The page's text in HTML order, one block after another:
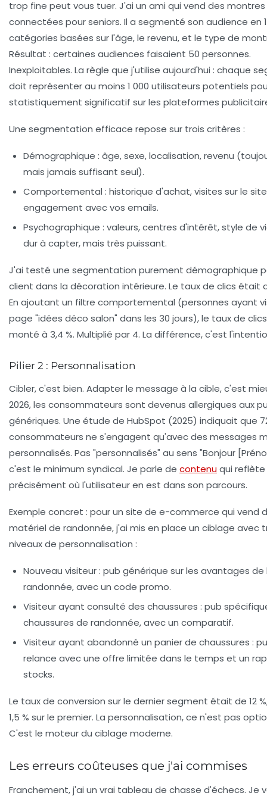
trop fine peut vous tuer. J'ai un ami qui vend des montres
connectées pour seniors. Il a segmenté son audience en
catégories basées sur l'âge, le revenu, et le type de
Résultat : certaines audiences faisaient 50 personnes.
Inexploitables. La règle que j'utilise aujourd'hui : chaque
doit représenter au moins 1 000 utilisateurs potentiels
statistiquement significatif sur les plateformes
Une segmentation efficace repose sur trois critères :
Démographique : âge, sexe, localisation, revenu
mais jamais suffisant seul).
Comportemental : historique d'achat, visites sur le
engagement avec vos emails.
Psychographique : valeurs, centres d'intérêt, style de
dur à capter, mais très puissant.
J'ai testé une segmentation purement démographique
client dans la décoration intérieure. Le taux de clics était
En ajoutant un filtre comportemental (personnes ayant
page "idées déco salon" dans les 30 jours), le taux de
monté à 3,4 %. Multiplié par 4. La différence, c'est
Pilier 2 : Personnalisation
Cibler, c'est bien. Adapter le message à la cible, c'est
2026, les consommateurs sont devenus allergiques aux
génériques. Une étude de HubSpot (2025) indiquait que
consommateurs ne s'engagent qu'avec des messages
personnalisés. Pas "personnalisés" au sens "Bonjour
c'est le minimum syndical. Je parle de contenuqui reflète
précisément où l'utilisateur en est dans son parcours.
Exemple concret : pour un site de e-commerce qui vend
matériel de randonnée, j'ai mis en place un ciblage avec
niveaux de personnalisation :
Nouveau visiteur: pub générique sur les avantages de
randonnée, avec un code promo.
Visiteur ayant consulté des chaussures : pub
chaussures de randonnée, avec un comparatif.
Visiteur ayant abandonné un panier de chaussures :
relance avec une offre limitée dans le temps et un
stocks.
Le taux de conversion sur le dernier segment était de 12
1,5 % sur le premier. La personnalisation, ce n'est pas
C'est le moteur du ciblage moderne.
Les erreurs coûteuses que j'ai commises
Franchement, j'ai un vrai tableau de chasse d'échecs. Je